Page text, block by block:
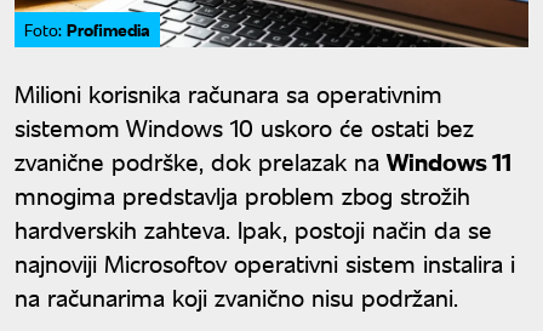
Foto: Profimedia
Milioni korisnika računara sa operativnim
sistemom Windows 10 uskoro će ostati bez
zvanične podrške, dok prelazak na Windows 11
mnogima predstavlja problem zbog strožih
hardverskih zahteva. Ipak, postoji način da se
najnoviji Microsoftov operativni sistem instalira i
na računarima koji zvanično nisu podržani.